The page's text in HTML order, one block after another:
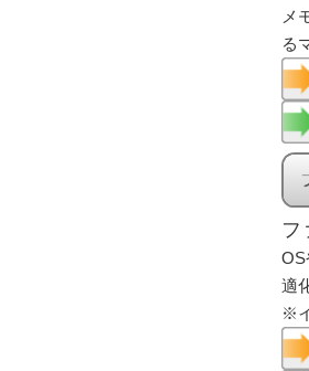
メ
る
フ
OS
適
※